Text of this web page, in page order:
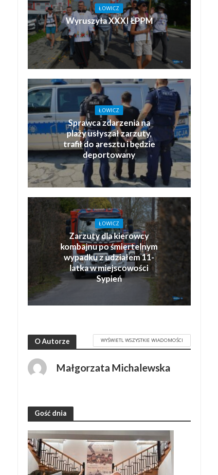
ŁOWICZ
Wyruszyła XXXI ŁPPM
ŁOWICZ
Sprawca zdarzenia na
plaży usłyszał zarzuty,
trafił do aresztu i będzie
deportowany
ŁOWICZ
Zarzuty dla kierowcy
kombajnu po śmiertelnym
wypadku z udziałem 11-
latka w miejscowości
Sypień
O Autorze WYŚWIETL WSZYSTKIE WIADOMOŚCI
Małgorzata Michalewska
Gość dnia